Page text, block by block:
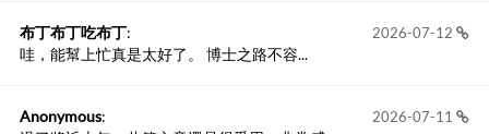
2026-07-12
布丁布丁吃布丁:
哇，能幫上忙真是太好了。 博士之路不容...
2026-07-11
Anonymous: